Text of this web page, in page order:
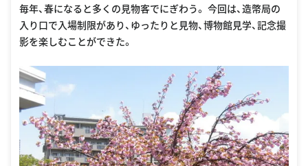
毎年、春になると多くの見物客でにぎわう。 今回は、造幣局の
入り口で入場制限があり、ゆったりと見物、博物館見学、記念撮
影を楽しむことができた。